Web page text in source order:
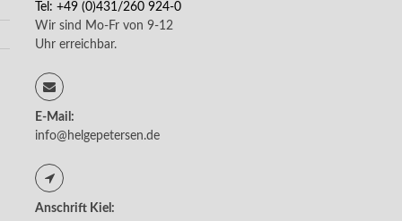
Tel: +49 (0)431/260 924-0
Wir sind Mo-Fr von 9-12
Uhr erreichbar.
E-Mail:
info@helgepetersen.de
Anschrift Kiel: